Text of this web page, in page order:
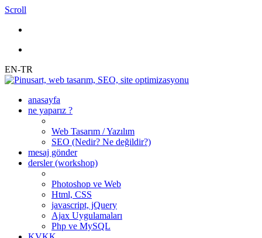
Scroll
EN-TR
anasayfa
ne yaparız ?
Web Tasarım / Yazılım
SEO (Nedir? Ne değildir?)
mesaj gönder
dersler (workshop)
Photoshop ve Web
Html, CSS
javascript, jQuery
Ajax Uygulamaları
Php ve MySQL